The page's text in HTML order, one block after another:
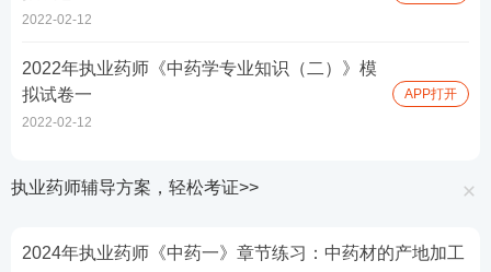
2022-02-12
2022年执业药师《中药学专业知识（二）》模
拟试卷一
2022-02-12
APP打开
执业药师辅导方案，轻松考证>>
2024年执业药师《中药一》章节练习：中药材的产地加工